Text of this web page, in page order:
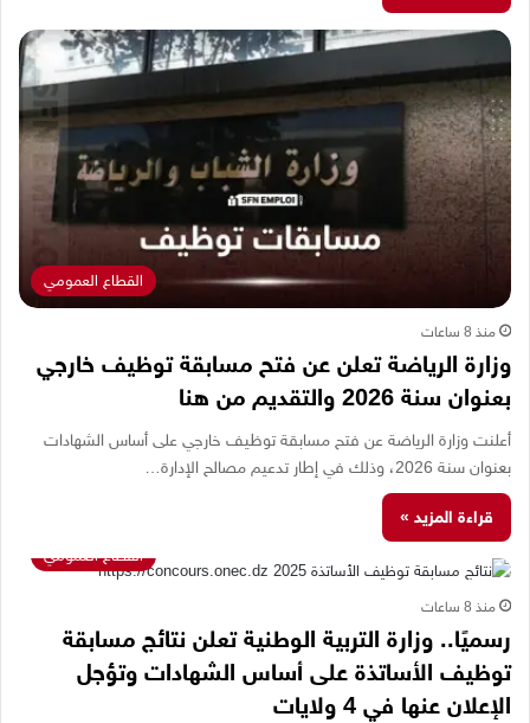
القطاع العمومي
منذ 8 ساعات
وزارة الرياضة تعلن عن فتح مسابقة توظيف خارجي
بعنوان سنة 2026 والتقديم من هنا
أعلنت وزارة الرياضة عن فتح مسابقة توظيف خارجي على أساس الشهادات
بعنوان سنة 2026، وذلك في إطار تدعيم مصالح الإدارة…
قراءة المزيد »
القطاع العمومي
منذ 8 ساعات
رسميًا.. وزارة التربية الوطنية تعلن نتائج مسابقة
توظيف الأساتذة على أساس الشهادات وتؤجل
الإعلان عنها في 4 ولايات